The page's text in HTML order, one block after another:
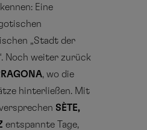
kennen: Eine
„Stadt der
Noch weiter zurück
, wo die
hinterließen. Mit
SÈTE,
entspannte Tage,